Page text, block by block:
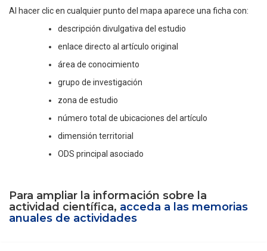
Al hacer clic en cualquier punto del mapa aparece una ficha con:
descripción divulgativa del estudio
enlace directo al artículo original
área de conocimiento
grupo de investigación
zona de estudio
número total de ubicaciones del artículo
dimensión territorial
ODS principal asociado
Para ampliar la información sobre la
actividad científica, acceda a las memorias
anuales de actividades